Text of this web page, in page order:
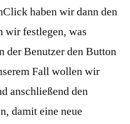
haben wir dann den
wir festlegen, was
der Benutzer den Button
Fall wollen wir
anschließend den
damit eine neue